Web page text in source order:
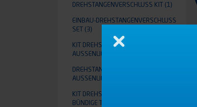
DREHSTANGENVERSCHLUSS KIT
(1)
EINBAU-DREHSTANGENVERSCHLUSS
SET (3)
KIT DREHSTANGENVERSCHLUSS A
USSENLIEGEND
DREHSTANGENVERSCHLUSS
AUSSENLIEGEND
KIT DREHSTANGENVERSCHLUSS FÜR
BÜNDIGE TÜR